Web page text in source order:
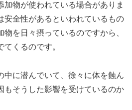
加物が使われている場合がありま
安全性があるといわれているもの
を日々摂っているのですから、
くるのです。
中に潜んでいて、徐々に体を蝕ん
もそうした影響を受けているのか